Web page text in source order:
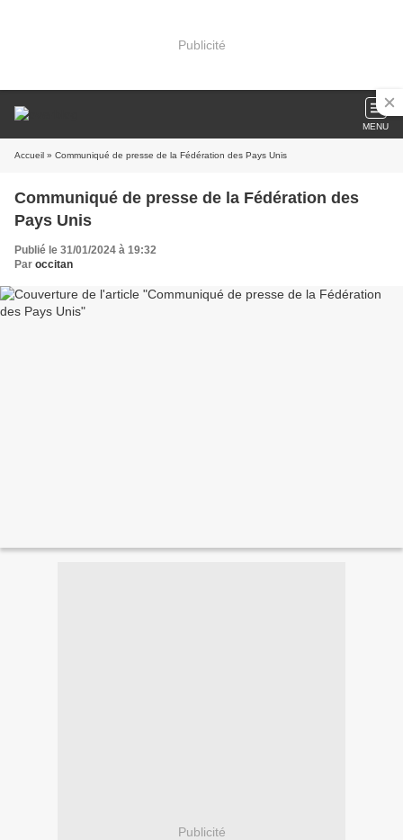
Publicité
MENU
Accueil » Communiqué de presse de la Fédération des Pays Unis
Communiqué de presse de la Fédération des
Pays Unis
Publié le 31/01/2024 à 19:32
Par occitan
Publicité